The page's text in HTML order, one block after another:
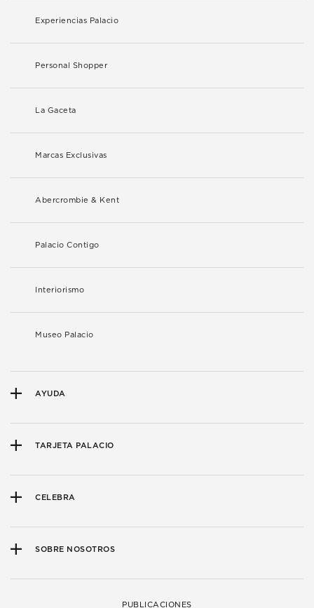
Experiencias Palacio
Personal Shopper
La Gaceta
Marcas Exclusivas
Abercrombie & Kent
Palacio Contigo
Interiorismo
Museo Palacio
AYUDA
TARJETA PALACIO
CELEBRA
SOBRE NOSOTROS
PUBLICACIONES